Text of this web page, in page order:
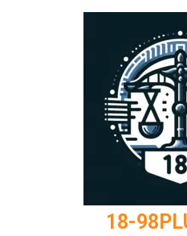
18-